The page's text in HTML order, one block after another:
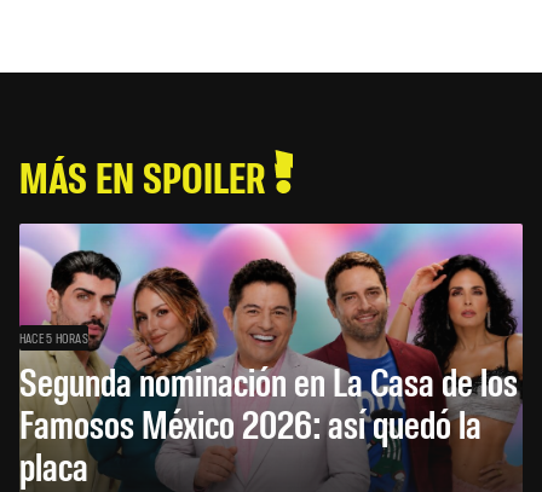
MÁS EN SPOILER
HACE 5 HORAS
Segunda nominación en La Casa de los
Famosos México 2026: así quedó la
placa